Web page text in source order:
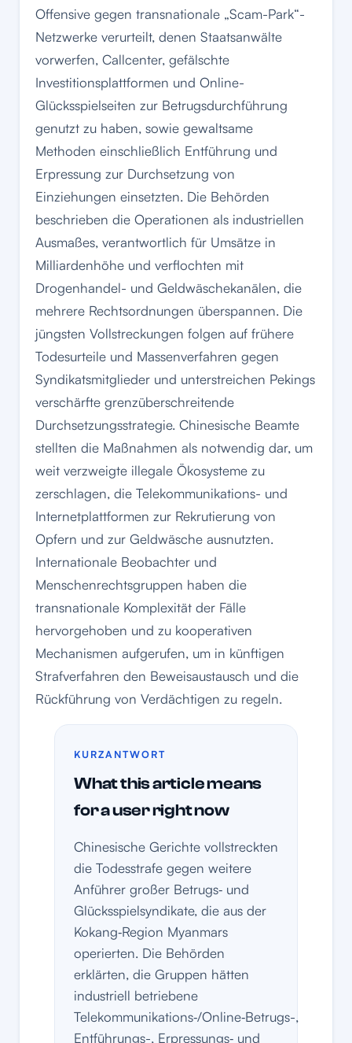
Offensive gegen transnationale „Scam-Park“-
Netzwerke verurteilt, denen Staatsanwälte
vorwerfen, Callcenter, gefälschte
Investitionsplattformen und Online-
Glücksspielseiten zur Betrugsdurchführung
genutzt zu haben, sowie gewaltsame
Methoden einschließlich Entführung und
Erpressung zur Durchsetzung von
Einziehungen einsetzten. Die Behörden
beschrieben die Operationen als industriellen
Ausmaßes, verantwortlich für Umsätze in
Milliardenhöhe und verflochten mit
Drogenhandel- und Geldwäschekanälen, die
mehrere Rechtsordnungen überspannen. Die
jüngsten Vollstreckungen folgen auf frühere
Todesurteile und Massenverfahren gegen
Syndikatsmitglieder und unterstreichen Pekings
verschärfte grenzüberschreitende
Durchsetzungsstrategie. Chinesische Beamte
stellten die Maßnahmen als notwendig dar, um
weit verzweigte illegale Ökosysteme zu
zerschlagen, die Telekommunikations- und
Internetplattformen zur Rekrutierung von
Opfern und zur Geldwäsche ausnutzten.
Internationale Beobachter und
Menschenrechtsgruppen haben die
transnationale Komplexität der Fälle
hervorgehoben und zu kooperativen
Mechanismen aufgerufen, um in künftigen
Strafverfahren den Beweisaustausch und die
Rückführung von Verdächtigen zu regeln.
KURZANTWORT
What this article means
for a user right now
Chinesische Gerichte vollstreckten
die Todesstrafe gegen weitere
Anführer großer Betrugs‑ und
Glücksspielsyndikate, die aus der
Kokang‑Region Myanmars
operierten. Die Behörden
erklärten, die Gruppen hätten
industriell betriebene
Telekommunikations‑/Online‑Betrugs-,
Entführungs-, Erpressungs‑ und